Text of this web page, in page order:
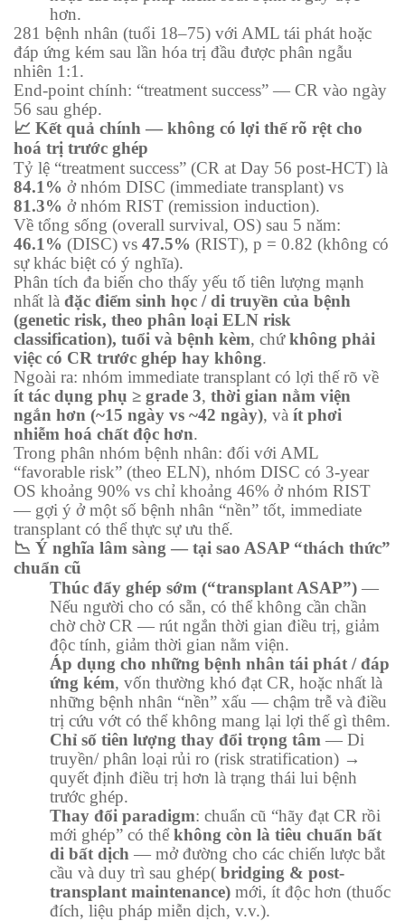
hơn.
281 bệnh nhân (tuổi 18–75) với AML tái phát hoặc
đáp ứng kém sau lần hóa trị đầu được phân ngẫu
nhiên 1:1.
End-point chính: “treatment success” — CR vào ngày
56 sau ghép.
📈 Kết quả chính — không có lợi thế rõ rệt cho
hoá trị trước ghép
Tỷ lệ “treatment success” (CR at Day 56 post-HCT) là
84.1% ở nhóm DISC (immediate transplant) vs
81.3% ở nhóm RIST (remission induction).
Về tổng sống (overall survival, OS) sau 5 năm:
46.1% (DISC) vs 47.5% (RIST), p = 0.82 (không có
sự khác biệt có ý nghĩa).
Phân tích đa biến cho thấy yếu tố tiên lượng mạnh
nhất là đặc điểm sinh học / di truyền của bệnh
(genetic risk, theo phân loại ELN risk
classification), tuổi và bệnh kèm, chứkhông phải
việc có CR trước ghép hay không.
Ngoài ra: nhóm immediate transplant có lợi thế rõ về
ít tác dụng phụ ≥ grade 3, thời gian nằm viện
ngắn hơn (~15 ngày vs ~42 ngày), và ít phơi
nhiễm hoá chất độc hơn.
Trong phân nhóm bệnh nhân: đối với AML
“favorable risk” (theo ELN), nhóm DISC có 3-year
OS khoảng 90% vs chỉ khoảng 46% ở nhóm RIST
— gợi ý ở một số bệnh nhân “nền” tốt, immediate
transplant có thể thực sự ưu thế.
📉 Ý nghĩa lâm sàng — tại sao ASAP “thách thức”
chuẩn cũ
Thúc đẩy ghép sớm (“transplant ASAP”) —
Nếu người cho có sẵn, có thể không cần chần
chờ chờ CR — rút ngắn thời gian điều trị, giảm
độc tính, giảm thời gian nằm viện.
Áp dụng cho những bệnh nhân tái phát / đáp
ứng kém, vốn thường khó đạt CR, hoặc nhất là
những bệnh nhân “nền” xấu — chậm trễ và điều
trị cứu vớt có thể không mang lại lợi thế gì thêm.
Chỉ số tiên lượng thay đổi trọng tâm — Di
truyền/ phân loại rủi ro (risk stratification) →
quyết định điều trị hơn là trạng thái lui bệnh
trước ghép.
Thay đổi paradigm: chuẩn cũ “hãy đạt CR rồi
mới ghép” có thểkhông còn là tiêu chuẩn bất
di bất dịch — mở đường cho các chiến lược bắt
cầu và duy trì sau ghép( bridging & post-
transplant maintenance) mới, ít độc hơn (thuốc
đích, liệu pháp miễn dịch, v.v.).